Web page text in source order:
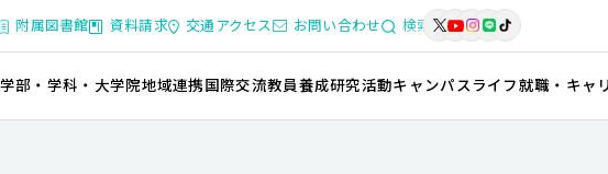
附属図書館 資料請求 交通アクセス お問い合わせ 検索
学部・学科・大学院地域連携国際交流教員養成研究活動キャンパスライフ就職・キャ